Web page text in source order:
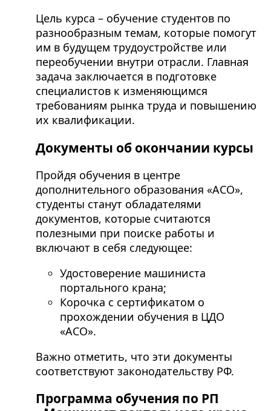
Цель курса – обучение студентов по
разнообразным темам, которые помогут
им в будущем трудоустройстве или
переобучении внутри отрасли. Главная
задача заключается в подготовке
специалистов к изменяющимся
требованиям рынка труда и повышению
их квалификации.
Документы об окончании курсы
Пройдя обучения в центре
дополнительного образования «АСО»,
студенты станут обладателями
документов, которые считаются
полезными при поиске работы и
включают в себя следующее:
Удостоверение машиниста
портального крана;
Корочка с сертификатом о
прохождении обучения в ЦДО
«АСО».
Важно отметить, что эти документы
соответствуют законодательству РФ.
Программа обучения по РП